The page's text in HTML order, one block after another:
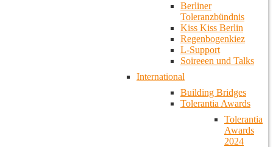
Berliner
Toleranzbündnis
Kiss Kiss Berlin
Regenbogenkiez
L-Support
Soireeen und Talks
International
Building Bridges
Tolerantia Awards
Tolerantia
Awards
2024